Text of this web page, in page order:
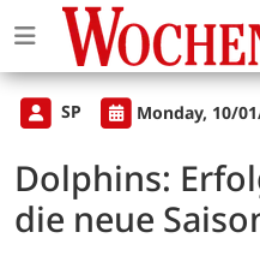
SP Monday, 10/
Dolphins:
die neue